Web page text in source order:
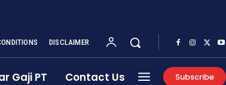
DISCLAIMER
Gaji PT Contact Us Subscribe